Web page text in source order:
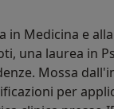
Medicina e
una laurea in
Mossa
per